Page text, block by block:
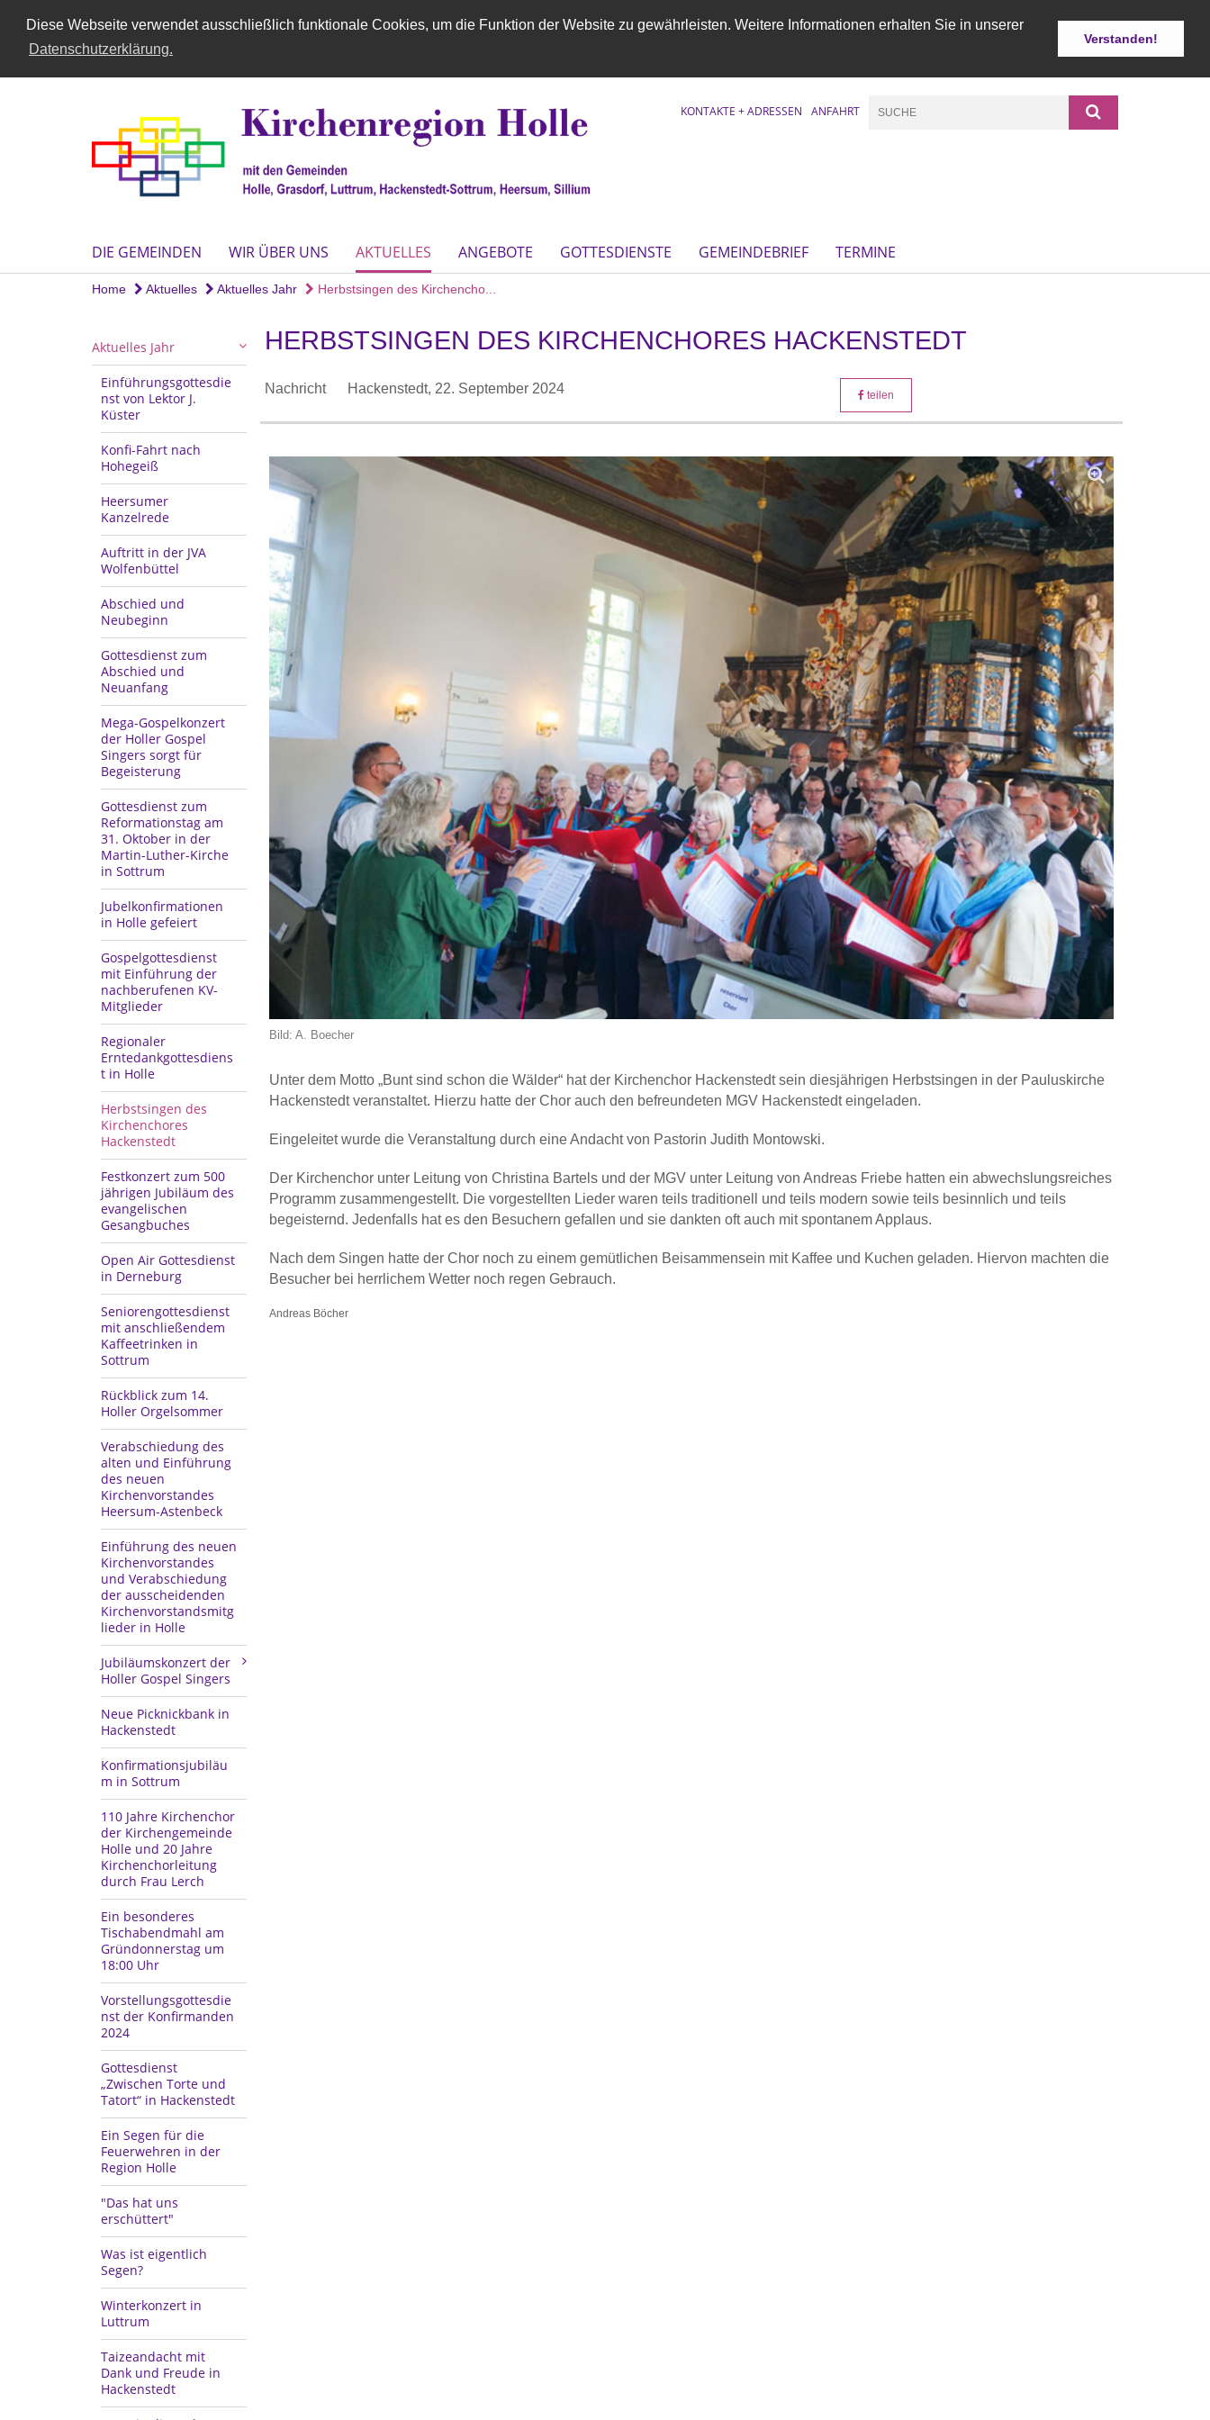
Diese Webseite verwendet ausschließlich funktionale Cookies, um die Funktion der Website zu gewährleisten. Weitere Informationen erhalten Sie in unserer
Datenschutzerklärung.
Verstanden!
KONTAKTE + ADRESSEN ANFAHRT
DIE GEMEINDEN WIR ÜBER UNS AKTUELLES ANGEBOTE GOTTESDIENSTE GEMEINDEBRIEF TERMINE
Home Aktuelles Aktuelles Jahr Herbstsingen des Kirchencho...
Aktuelles Jahr
Einführungsgottesdie
nst von Lektor J.
Küster
Konfi-Fahrt nach
Hohegeiß
Heersumer
Kanzelrede
Auftritt in der JVA
Wolfenbüttel
Abschied und
Neubeginn
Gottesdienst zum
Abschied und
Neuanfang
Mega-Gospelkonzert
der Holler Gospel
Singers sorgt für
Begeisterung
Gottesdienst zum
Reformationstag am
31. Oktober in der
Martin-Luther-Kirche
in Sottrum
Jubelkonfirmationen
in Holle gefeiert
Gospelgottesdienst
mit Einführung der
nachberufenen KV-
Mitglieder
Regionaler
Erntedankgottesdiens
t in Holle
Herbstsingen des
Kirchenchores
Hackenstedt
Festkonzert zum 500
jährigen Jubiläum des
evangelischen
Gesangbuches
Open Air Gottesdienst
in Derneburg
Seniorengottesdienst
mit anschließendem
Kaffeetrinken in
Sottrum
Rückblick zum 14.
Holler Orgelsommer
Verabschiedung des
alten und Einführung
des neuen
Kirchenvorstandes
Heersum-Astenbeck
Einführung des neuen
Kirchenvorstandes
und Verabschiedung
der ausscheidenden
Kirchenvorstandsmitg
lieder in Holle
Jubiläumskonzert der
Holler Gospel Singers
Neue Picknickbank in
Hackenstedt
Konfirmationsjubiläu
m in Sottrum
110 Jahre Kirchenchor
der Kirchengemeinde
Holle und 20 Jahre
Kirchenchorleitung
durch Frau Lerch
Ein besonderes
Tischabendmahl am
Gründonnerstag um
18:00 Uhr
Vorstellungsgottesdie
nst der Konfirmanden
2024
Gottesdienst
„Zwischen Torte und
Tatort“ in Hackenstedt
Ein Segen für die
Feuerwehren in der
Region Holle
"Das hat uns
erschüttert"
Was ist eigentlich
Segen?
Winterkonzert in
Luttrum
Taizeandacht mit
Dank und Freude in
Hackenstedt
HERBSTSINGEN DES KIRCHENCHORES HACKENSTEDT
Nachricht Hackenstedt, 22. September 2024 teilen
Bild: A. Boecher
Unter dem Motto „Bunt sind schon die Wälder“ hat der Kirchenchor Hackenstedt sein diesjährigen Herbstsingen in der Pauluskirche
Hackenstedt veranstaltet. Hierzu hatte der Chor auch den befreundeten MGV Hackenstedt eingeladen.
Eingeleitet wurde die Veranstaltung durch eine Andacht von Pastorin Judith Montowski.
Der Kirchenchor unter Leitung von Christina Bartels und der MGV unter Leitung von Andreas Friebe hatten ein abwechslungsreiches
Programm zusammengestellt. Die vorgestellten Lieder waren teils traditionell und teils modern sowie teils besinnlich und teils
begeisternd. Jedenfalls hat es den Besuchern gefallen und sie dankten oft auch mit spontanem Applaus.
Nach dem Singen hatte der Chor noch zu einem gemütlichen Beisammensein mit Kaffee und Kuchen geladen. Hiervon machten die
Besucher bei herrlichem Wetter noch regen Gebrauch.
Andreas Böcher